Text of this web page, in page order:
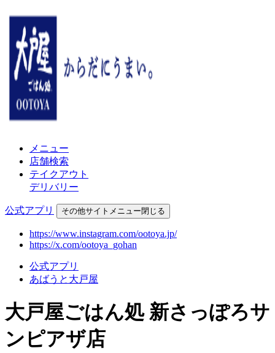
メニュー
店舗検索
テイクアウト
デリバリー
公式アプリ その他サイトメニュー閉じる
https://www.instagram.com/ootoya.jp/
https://x.com/ootoya_gohan
公式アプリ
あばうと大戸屋
大戸屋ごはん処 新さっぽろサ
ンピアザ店